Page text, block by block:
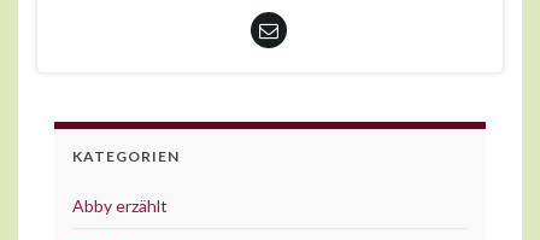
KATEGORIEN
Abby erzählt